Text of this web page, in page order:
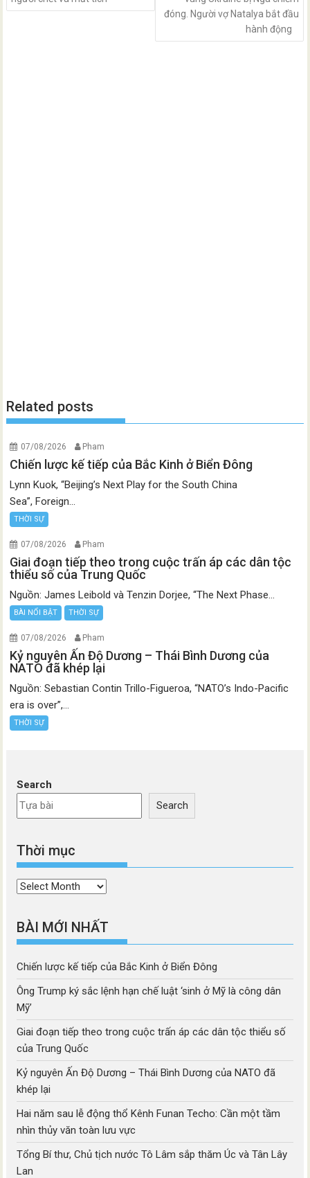
đóng. Người vợ Natalya bắt đầu
hành động
Related posts
07/08/2026 Pham
Chiến lược kế tiếp của Bắc Kinh ở Biển Đông
Lynn Kuok, “Beijing’s Next Play for the South China
Sea”, Foreign...
THỜI SỰ
07/08/2026 Pham
Giai đoạn tiếp theo trong cuộc trấn áp các dân tộc
thiểu số của Trung Quốc
Nguồn: James Leibold và Tenzin Dorjee, “The Next Phase...
BÀI NỔI BẬT THỜI SỰ
07/08/2026 Pham
Kỷ nguyên Ấn Độ Dương – Thái Bình Dương của
NATO đã khép lại
Nguồn: Sebastian Contin Trillo-Figueroa, “NATO’s Indo-Pacific
era is over”,...
THỜI SỰ
Search
Search
Thời mục
Thời
BÀI MỚI NHẤT
Chiến lược kế tiếp của Bắc Kinh ở Biển Đông
Ông Trump ký sắc lệnh hạn chế luật ‘sinh ở Mỹ là công dân
Mỹ’
Giai đoạn tiếp theo trong cuộc trấn áp các dân tộc thiểu số
của Trung Quốc
Kỷ nguyên Ấn Độ Dương – Thái Bình Dương của NATO đã
khép lại
Hai năm sau lễ động thổ Kênh Funan Techo: Cần một tầm
nhìn thủy văn toàn lưu vực
Tổng Bí thư, Chủ tịch nước Tô Lâm sắp thăm Úc và Tân Lây
Lan